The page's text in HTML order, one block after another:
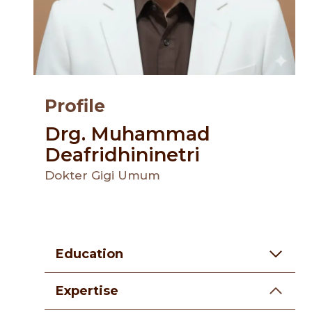
Profile
Drg. Muhammad
Deafridhininetri
Dokter Gigi Umum
Education
Expertise